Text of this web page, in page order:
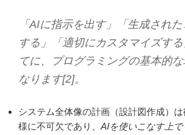
「AIに指示を出す」「生成され
する」「適切にカスタマイズす
てに、プログラミングの基本的
なります[2]。
システム全体像の計画（設計図作成）
様に不可欠であり、 AIを使いこなす上